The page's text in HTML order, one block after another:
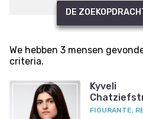
DE
We hebben 3 mensen
criteria.
Kyveli
FIGURANTE,